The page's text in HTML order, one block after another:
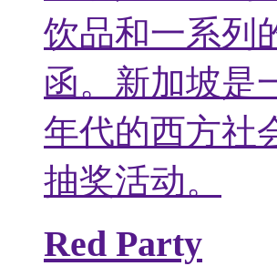
饮品和一系列
函。新加坡是
年代的西方社
抽奖活动。
Red Party